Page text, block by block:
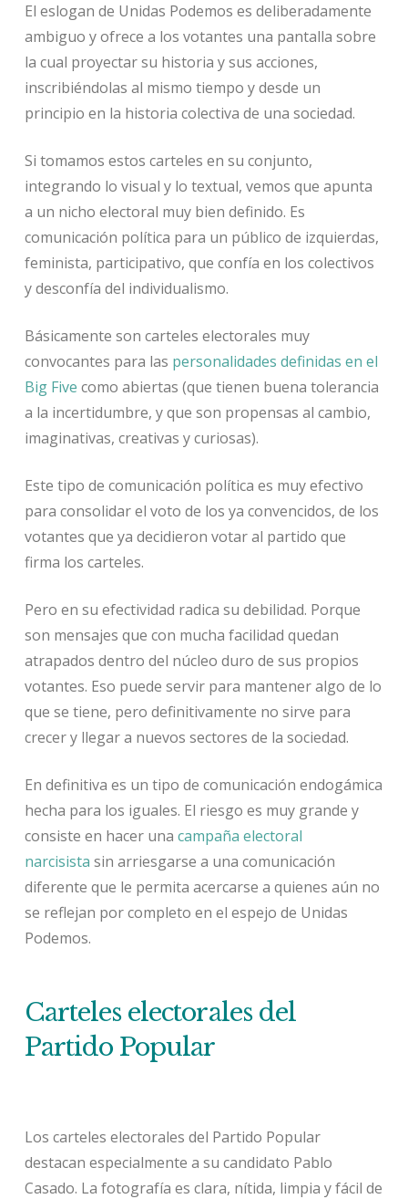
El eslogan de Unidas Podemos es deliberadamente
ambiguo y ofrece a los votantes una pantalla sobre
la cual proyectar su historia y sus acciones,
inscribiéndolas al mismo tiempo y desde un
principio en la historia colectiva de una sociedad.
Si tomamos estos carteles en su conjunto,
integrando lo visual y lo textual, vemos que apunta
a un nicho electoral muy bien definido. Es
comunicación política para un público de izquierdas,
feminista, participativo, que confía en los colectivos
y desconfía del individualismo.
Básicamente son carteles electorales muy
convocantes para las personalidades definidas en el
Big Five como abiertas (que tienen buena tolerancia
a la incertidumbre, y que son propensas al cambio,
imaginativas, creativas y curiosas).
Este tipo de comunicación política es muy efectivo
para consolidar el voto de los ya convencidos, de los
votantes que ya decidieron votar al partido que
firma los carteles.
Pero en su efectividad radica su debilidad. Porque
son mensajes que con mucha facilidad quedan
atrapados dentro del núcleo duro de sus propios
votantes. Eso puede servir para mantener algo de lo
que se tiene, pero definitivamente no sirve para
crecer y llegar a nuevos sectores de la sociedad.
En definitiva es un tipo de comunicación endogámica
hecha para los iguales. El riesgo es muy grande y
consiste en hacer una campaña electoral
narcisista sin arriesgarse a una comunicación
diferente que le permita acercarse a quienes aún no
se reflejan por completo en el espejo de Unidas
Podemos.
Carteles electorales del
Partido Popular
Los carteles electorales del Partido Popular
destacan especialmente a su candidato Pablo
Casado. La fotografía es clara, nítida, limpia y fácil de